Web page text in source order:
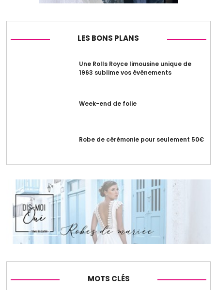
LES BONS PLANS
Une Rolls Royce limousine unique de
1963 sublime vos événements
Week-end de folie
Robe de cérémonie pour seulement 50€
MOTS CLÉS